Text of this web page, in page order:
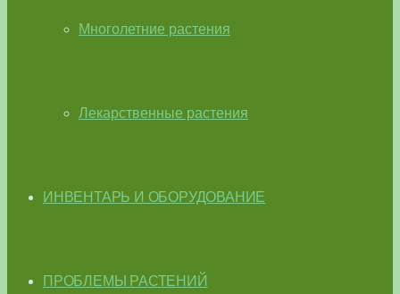
Многолетние растения
Лекарственные растения
ИНВЕНТАРЬ И ОБОРУДОВАНИЕ
ПРОБЛЕМЫ РАСТЕНИЙ